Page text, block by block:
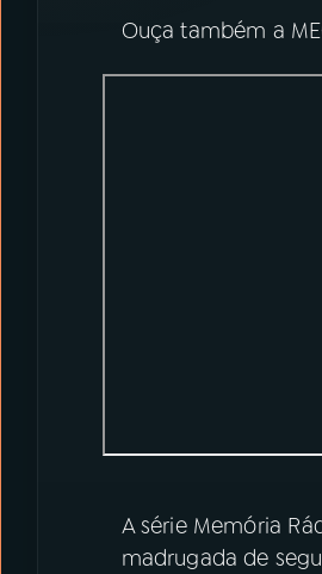
Ouça também a
A série Memória
madrugada de